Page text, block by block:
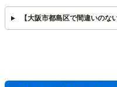
【大阪市都島区で間違いのな